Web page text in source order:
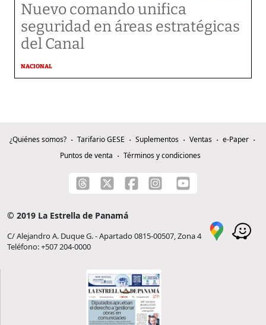
Nuevo comando unifica
seguridad en áreas estratégicas
del Canal
NACIONAL
¿Quiénes somos? Tarifario GESE Suplementos Ventas
e-Paper
Puntos de venta
Términos y condiciones
© 2019 La Estrella de Panamá
C/ Alejandro A. Duque G. - Apartado 0815-00507, Zona 4
Teléfono: +507 204-0000